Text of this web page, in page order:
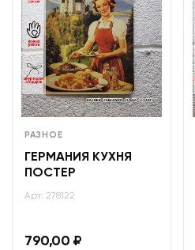
РАЗНОЕ
ГЕРМАНИЯ КУХНЯ
ПОСТЕР
Арт: 278122
790,00 ₽